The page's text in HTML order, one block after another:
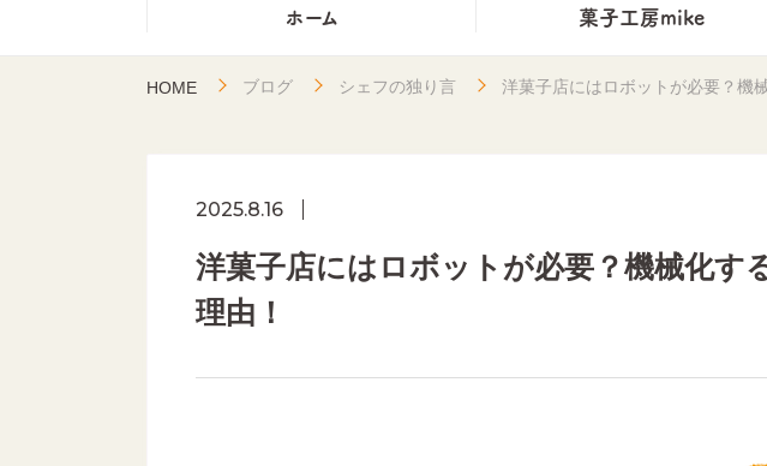
ホーム 菓子工房mike
HOME ブログ シェフの独り言 洋菓子店にはロボットが必要？機
2025.8.16
洋菓子店にはロボットが必要？機械化す
理由！